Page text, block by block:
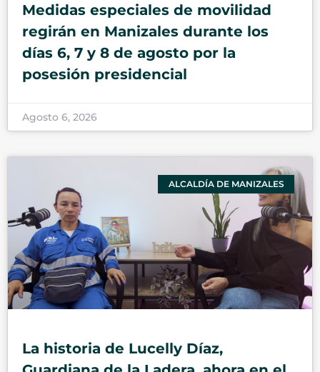
Medidas especiales de movilidad
regirán en Manizales durante los
días 6, 7 y 8 de agosto por la
posesión presidencial
Agosto 6, 2026
ALCALDÍA DE MANIZALES
La historia de Lucelly Díaz,